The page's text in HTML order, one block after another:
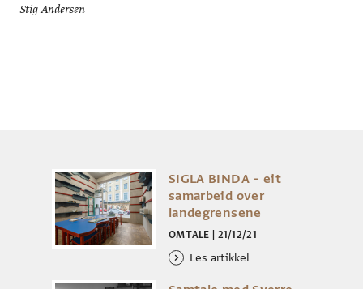
Stig Andersen
SIGLA BINDA – eit
samarbeid over
landegrensene
OMTALE 21/12/21
Les artikkel